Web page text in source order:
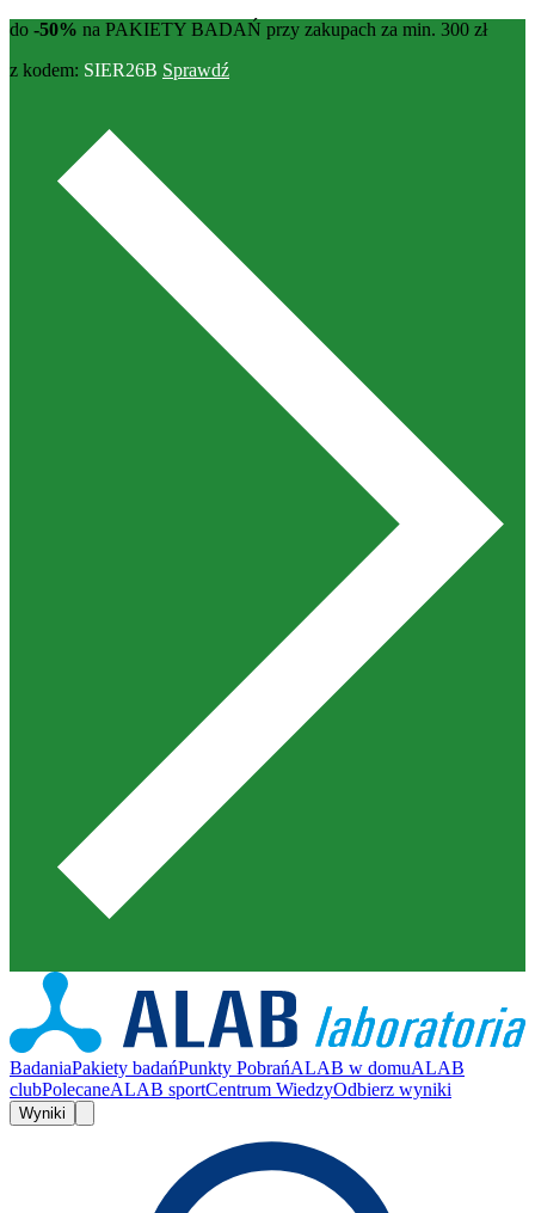
do -50% na PAKIETY BADAŃ przy zakupach za min. 300 zł
z kodem: SIER26B Sprawdź
BadaniaPakiety badańPunkty PobrańALAB w domuALAB
clubPolecaneALAB sportCentrum WiedzyOdbierz wyniki
Wyniki